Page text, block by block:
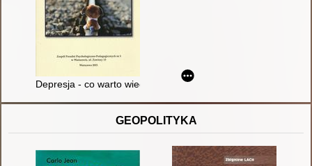
Depresja - co warto wiedzieć : poradnik dla rodziców i
GEOPOLITYKA